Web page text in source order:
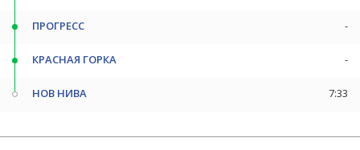
ПРОГРЕСС -
КРАСНАЯ ГОРКА -
НОВ НИВА 7:33